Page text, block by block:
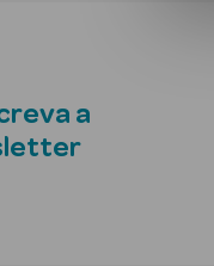
a